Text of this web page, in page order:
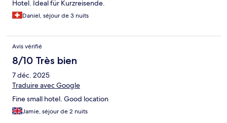
Hotel. Ideal für Kurzreisende.
Daniel, séjour de 3 nuits
Avis vérifié
8/10 Très bien
7 déc. 2025
Traduire avec Google
Fine small hotel. Good location
Jamie, séjour de 2 nuits